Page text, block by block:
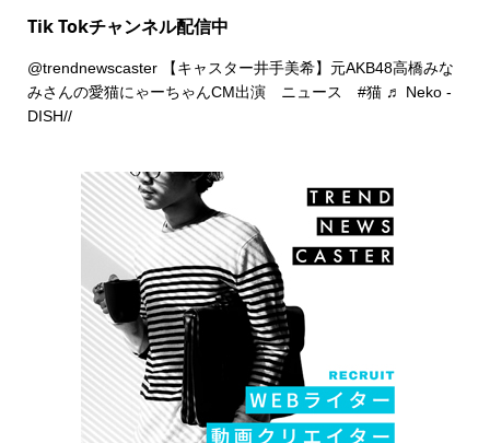
Tik Tokチャンネル配信中
@trendnewscaster【キャスター井手美希】元AKB48高橋みな
みさんの愛猫にゃーちゃんCM出演 ニュース #猫 ♬ Neko -
DISH//